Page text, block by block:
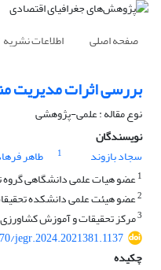
صفحه اصلی اطلاعات نشریه
بررسی اثرات مدیریت
نوع مقاله : علمی-پژوهشی
نویسندگان
سجاد بازوند
1 طاهر
1عضو هیات علمی دانشگاهی گروه
2عضو هیئت علمی دانشکده
3مرکز تحقیقات و آموزش کشاورزی
jegr.2024.2021381.1137
چکیده